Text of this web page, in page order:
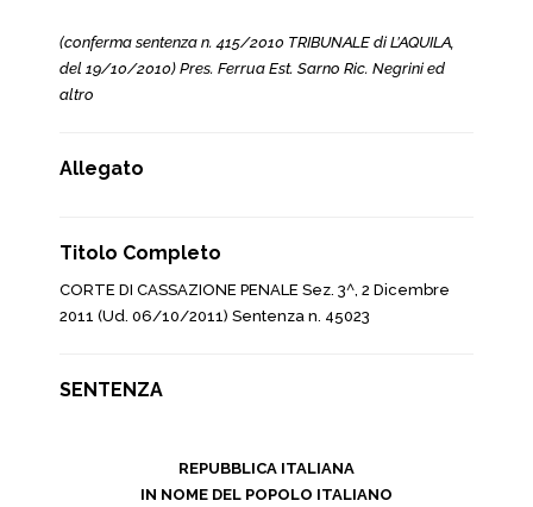
(conferma sentenza n. 415/2010 TRIBUNALE di L’AQUILA,
del 19/10/2010) Pres. Ferrua Est. Sarno Ric. Negrini ed
altro
Allegato
Titolo Completo
CORTE DI CASSAZIONE PENALE Sez. 3^, 2 Dicembre
2011 (Ud. 06/10/2011) Sentenza n. 45023
SENTENZA
REPUBBLICA ITALIANA
IN NOME DEL POPOLO ITALIANO